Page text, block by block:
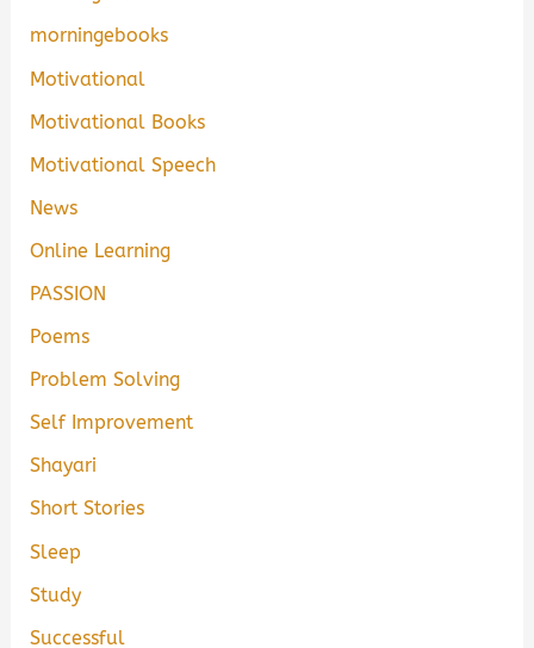
morningebooks
Motivational
Motivational Books
Motivational Speech
News
Online Learning
PASSION
Poems
Problem Solving
Self Improvement
Shayari
Short Stories
Sleep
Study
Successful